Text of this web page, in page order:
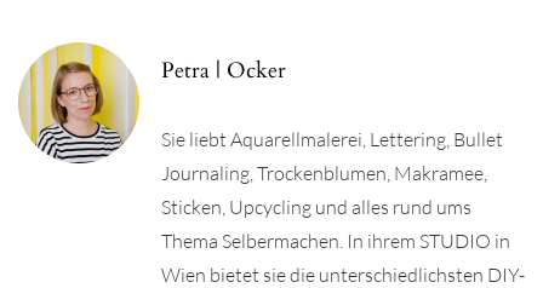
Petra | Ocker
Sie liebt Aquarellmalerei, Lettering, Bullet
Journaling, Trockenblumen, Makramee,
Sticken, Upcycling und alles rund ums
Thema Selbermachen. In ihrem STUDIO in
Wien bietet sie die unterschiedlichsten DIY-